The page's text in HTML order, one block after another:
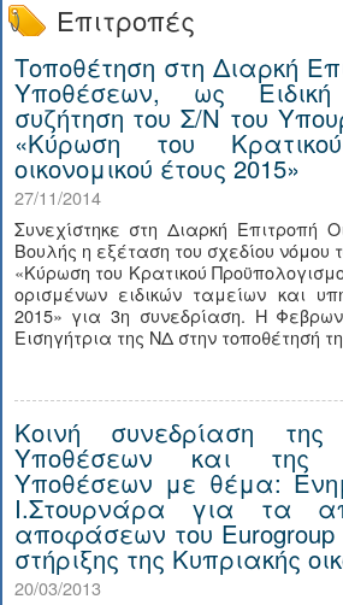
Επιτροπές
Τοποθέτηση στη Διαρκή
Υποθέσεων, ως
συζήτηση του Σ/Ν του
«Κύρωση του
οικονομικού έτους 2015»
27/11/2014
Συνεχίστηκε στη Διαρκή Επιτροπή
Βουλής η εξέταση του σχεδίου νόμου
«Κύρωση του Κρατικού
ορισμένων ειδικών ταμείων και
2015» για 3η συνεδρίαση. Η
Εισηγήτρια της ΝΔ στην τοποθέτησή
Κοινή συνεδρίαση
Υποθέσεων και της
Υποθέσεων με θέμα:
Ι.Στουρνάρα για τα
αποφάσεων του
στήριξης της Κυπριακής
20/03/2013